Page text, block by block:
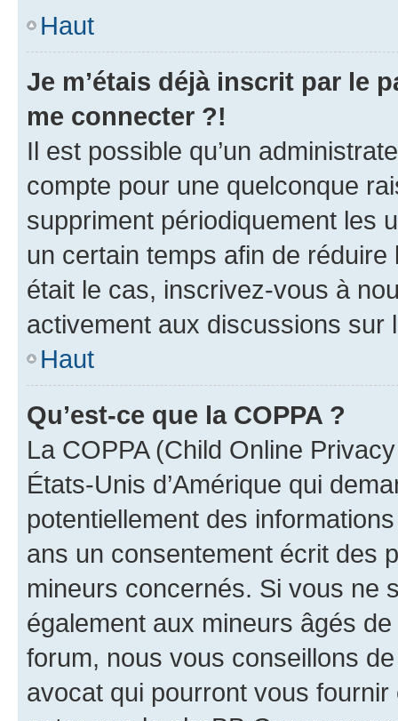
Haut
Je m’étais déjà inscrit par le
me connecter ?!
Il est possible qu’un
compte pour une quelconque
suppriment périodiquement les
un certain temps afin de
était le cas, inscrivez-vous à
activement aux discussions sur
Haut
Qu’est-ce que la COPPA ?
La COPPA (Child Online
États-Unis d’Amérique qui
potentiellement des
ans un consentement écrit des
mineurs concernés. Si vous ne
également aux mineurs âgés
forum, nous vous conseillons
avocat qui pourront vous